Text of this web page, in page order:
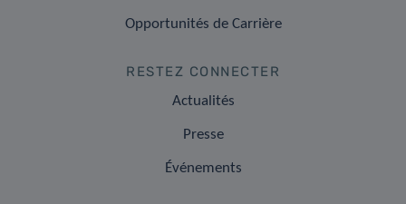
Opportunités de Carrière
RESTEZ CONNECTER
Actualités
Presse
Événements